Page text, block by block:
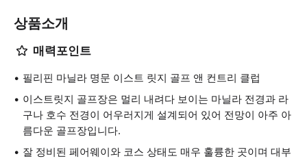
상품소개
매력포인트
필리핀 마닐라 명문 이스트 릿지 골프 앤 컨트리 클럽
이스트릿지 골프장은 멀리 내려다 보이는 마닐라 전경과 라
구나 호수 전경이 어우러지게 설계되어 있어 전망이 아주 아
름다운 골프장입니다.
잘 정비된 페어웨이와 코스 상태도 매우 훌륭한 곳이며 대부